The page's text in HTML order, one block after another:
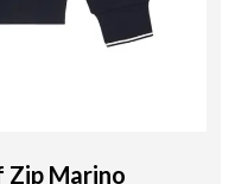
Zip Marino